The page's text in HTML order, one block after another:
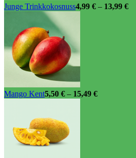
Junge Trinkkokosnuss4,99 € – 13,99 €
Mango Kent5,50 € – 15,49 €